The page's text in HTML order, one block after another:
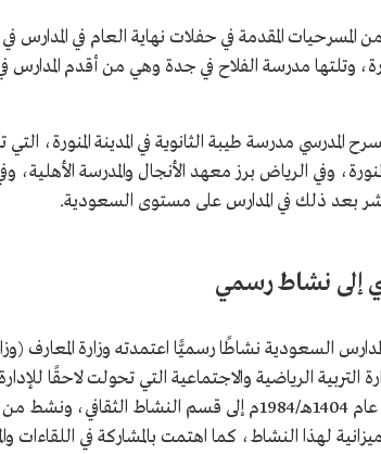
المقدمة في حفلات نهاية العام في المدارس
وتلتها مدرسة الفلاح في جدة وهي من أقدم
وفي الرياض برز معهد الأنجال والمدرسة
بعد ذلك في المدارس على مستوى السعودية.
إلى نشاط رسمي
السعودية نشاطًا رسميًّا اعتمدته وزارة المعارف
بإدارة التربية الرياضية والاجتماعية التي تحولت لاحقًا
النشاط المسرحي وتحول في عام 1404هـ/1984م إلى قسم
لهذا النشاط، كما اهتمت بالمشاركة في